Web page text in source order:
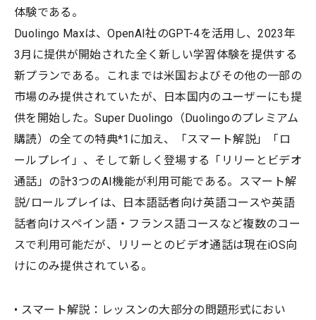
体験である。
Duolingo Maxは、OpenAI社のGPT-4を活用し、2023年
3月に提供が開始された全く新しい学習体験を提供する
新プランである。これまでは米国およびその他の一部の
市場のみ提供されていたが、日本国内のユーザーにも提
供を開始した。Super Duolingo（Duolingoのプレミアム
購読）の全ての特典*1に加え、「スマート解説」「ロ
ールプレイ」、そして新しく登場する「リリーとビデオ
通話」の計3つのAI機能が利用可能である。スマート解
説/ロールプレイは、日本語話者向け英語コースや英語
話者向けスペイン語・フランス語コースなど複数のコー
スで利用可能だが、リリーとのビデオ通話は現在iOS向
けにのみ提供されている。
• スマート解説：レッスンの大部分の問題形式におい